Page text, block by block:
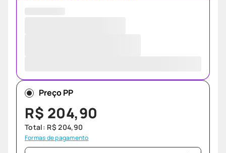
Preço PP
R$ 204,90
Total: R$ 204,90
Formas de pagamento